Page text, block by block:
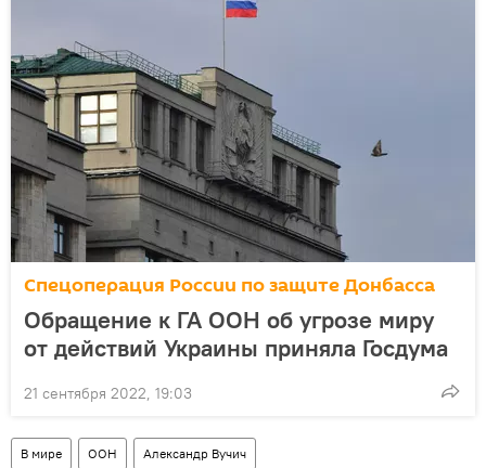
Спецоперация России по защите Донбасса
Обращение к ГА ООН об угрозе миру
от действий Украины приняла Госдума
21 сентября 2022, 19:03
В мире ООН Александр Вучич